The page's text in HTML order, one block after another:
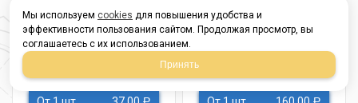
в наличии
37,00 Р
в наличии
Мы используем cookies для повышения удобства и
эффективности пользования сайтом. Продолжая просмотр, вы
соглашаетесь с их использованием.
Принять